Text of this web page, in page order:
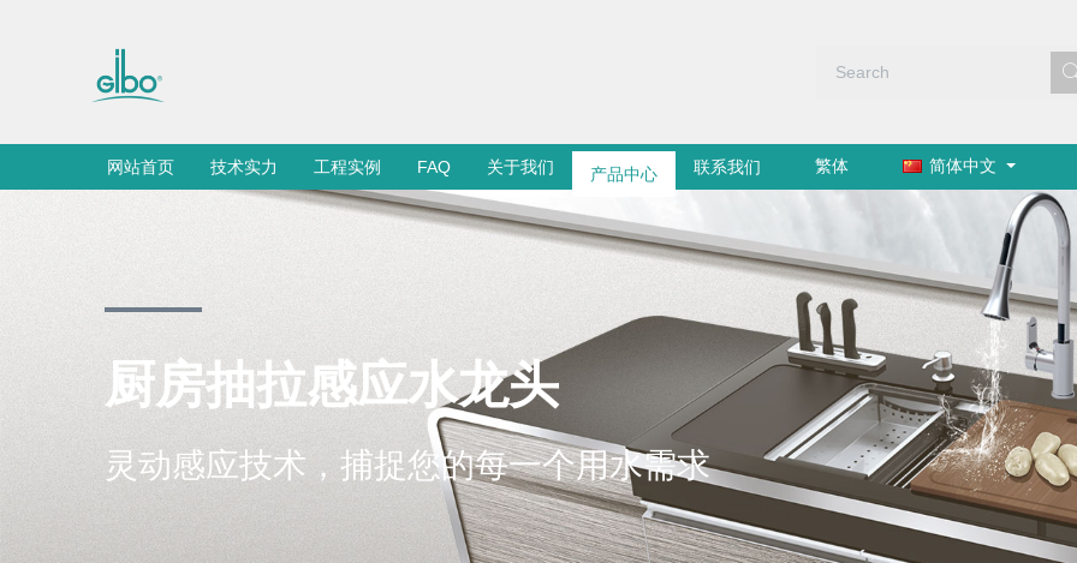
网站首页 技术实力 工程实例 FAQ 关于我们 产品中心 联系我们 繁体 简体中文
厨房抽拉感应水龙头
灵动感应技术，捕捉您的每一个用水需求